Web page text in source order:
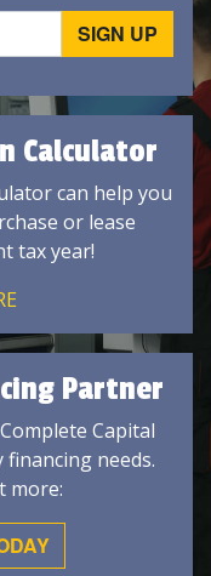
Calculator
can help you
or lease
tax year!
Partner
Capital
needs.
more: